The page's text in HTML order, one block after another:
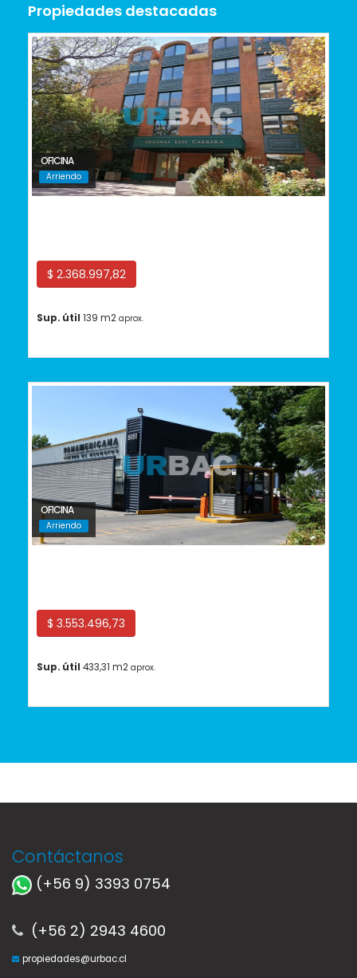
Propiedades destacadas
OFICINA
Arriendo
$ 2.368.997,82
Sup. útil 139 m2 aprox.
OFICINA
Arriendo
$ 3.553.496,73
Sup. útil 433,31 m2 aprox.
Contáctanos
(+56 9) 3393 0754
(+56 2) 2943 4600
propiedades@urbac.cl